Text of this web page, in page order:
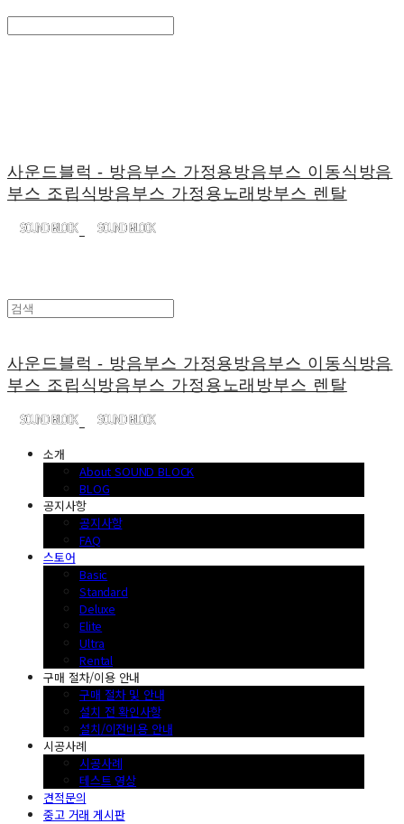
사운드블럭 - 방음부스 가정용방음부스 이동식방음
부스 조립식방음부스 가정용노래방부스 렌탈
사운드블럭 - 방음부스 가정용방음부스 이동식방음
부스 조립식방음부스 가정용노래방부스 렌탈
소개
About SOUND BLOCK
BLOG
공지사항
공지사항
FAQ
스토어
Basic
Standard
Deluxe
Elite
Ultra
Rental
구매 절차/이용 안내
구매 절차 및 안내
설치 전 확인사항
설치/이전비용 안내
시공사례
시공사례
테스트 영상
견적문의
중고 거래 게시판